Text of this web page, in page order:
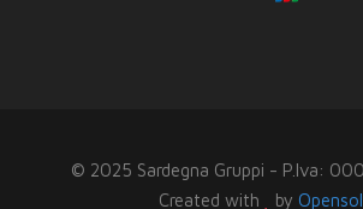
© 2025 Sardegna Gruppi - P.Iva:
Created with
by